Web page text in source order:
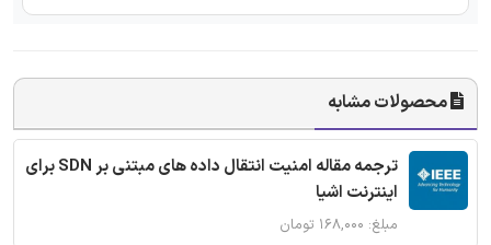
محصولات مشابه
ترجمه مقاله امنیت انتقال داده های مبتنی بر SDN برای
اینترنت اشیا
مبلغ: ۱۶۸,۰۰۰ تومان